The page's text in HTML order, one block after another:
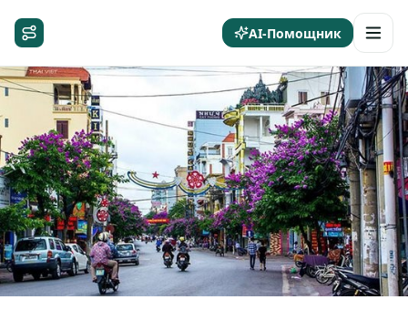
AI-Помощник